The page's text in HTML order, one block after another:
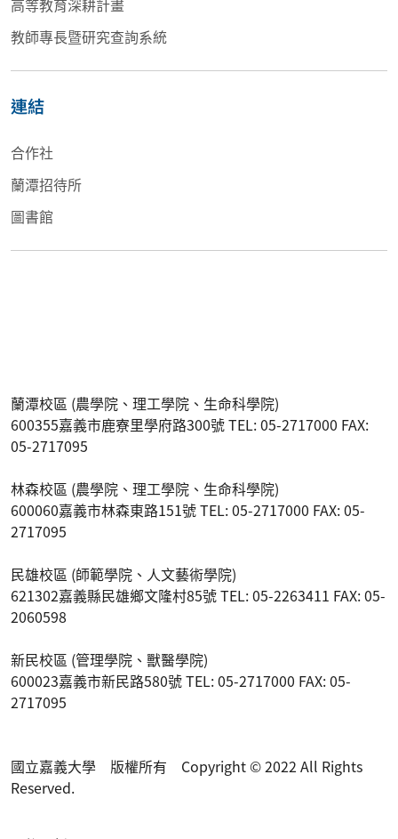
高等教育深耕計畫
教師專長暨研究查詢系統
連結
合作社
蘭潭招待所
圖書館
蘭潭校區 (農學院、理工學院、生命科學院)
600355嘉義市鹿寮里學府路300號 TEL: 05-2717000 FAX:
05-2717095
林森校區 (農學院、理工學院、生命科學院)
600060嘉義市林森東路151號 TEL: 05-2717000 FAX: 05-
2717095
民雄校區 (師範學院、人文藝術學院)
621302嘉義縣民雄鄉文隆村85號 TEL: 05-2263411 FAX: 05-
2060598
新民校區 (管理學院、獸醫學院)
600023嘉義市新民路580號 TEL: 05-2717000 FAX: 05-
2717095
國立嘉義大學 版權所有 Copyright © 2022 All Rights
Reserved.